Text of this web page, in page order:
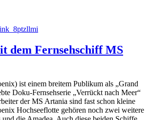
dem Fernsehschiff MS
ist einem breitem Publikum als „Grand
Doku-Fernsehserie „Verrückt nach Meer“
der MS Artania sind fast schon kleine
Hochseeflotte gehören noch zwei weitere